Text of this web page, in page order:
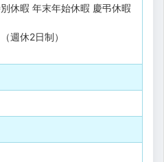
休暇 年末年始休暇 慶弔休暇
週休2日制）